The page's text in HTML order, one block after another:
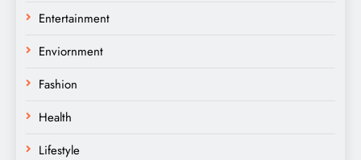
Entertainment
Enviornment
Fashion
Health
Lifestyle